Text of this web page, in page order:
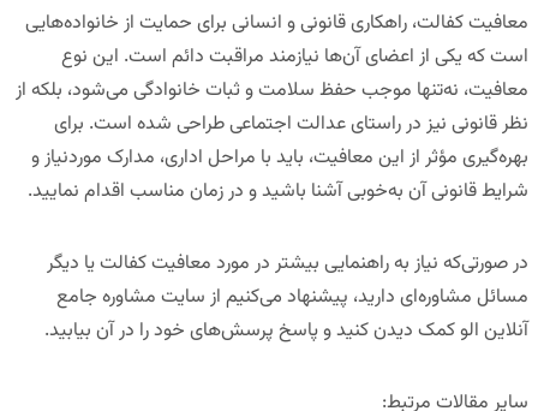
معافیت کفالت، راهکاری قانونی و انسانی برای حمایت از خانواده‌هایی
است که یکی از اعضای آن‌ها نیازمند مراقبت دائم است. این نوع
معافیت، نه‌تنها موجب حفظ سلامت و ثبات خانوادگی می‌شود، بلکه از
نظر قانونی نیز در راستای عدالت اجتماعی طراحی شده است. برای
بهره‌گیری مؤثر از این معافیت، باید با مراحل اداری، مدارک موردنیاز و
شرایط قانونی آن به‌خوبی آشنا باشید و در زمان مناسب اقدام نمایید.
در صورتی‌که نیاز به راهنمایی بیشتر در مورد معافیت کفالت یا دیگر
مسائل مشاوره‌ای دارید، پیشنهاد می‌کنیم از سایت مشاوره جامع
آنلاین الو کمک دیدن کنید و پاسخ پرسش‌های خود را در آن بیابید.
سایر مقالات مرتبط: